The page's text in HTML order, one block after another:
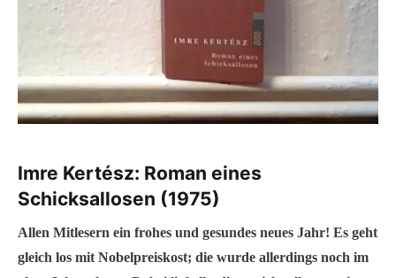
Imre Kertész: Roman eines
Schicksallosen (1975)
Allen Mitlesern ein frohes und gesundes neues Jahr! Es geht
gleich los mit Nobelpreiskost; die wurde allerdings noch im